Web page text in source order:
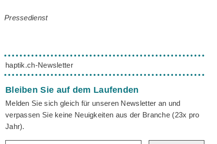
Pressedienst
haptik.ch-Newsletter
Bleiben Sie auf dem Laufenden
Melden Sie sich gleich für unseren Newsletter an und
verpassen Sie keine Neuigkeiten aus der Branche (23x pro
Jahr).